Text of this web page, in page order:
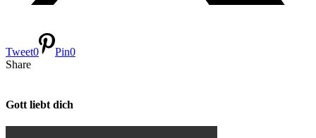
Tweet0 Pin0
Share
Gott liebt dich